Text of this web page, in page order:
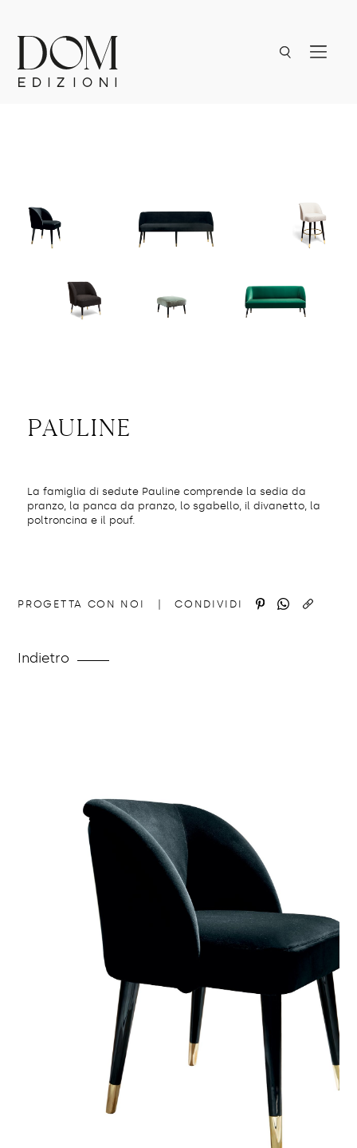
pauline
La famiglia di sedute Pauline comprende la sedia da
pranzo, la panca da pranzo, lo sgabello, il divanetto, la
poltroncina e il pouf.
PROGETTA CON NOI CONDIVIDI
Indietro